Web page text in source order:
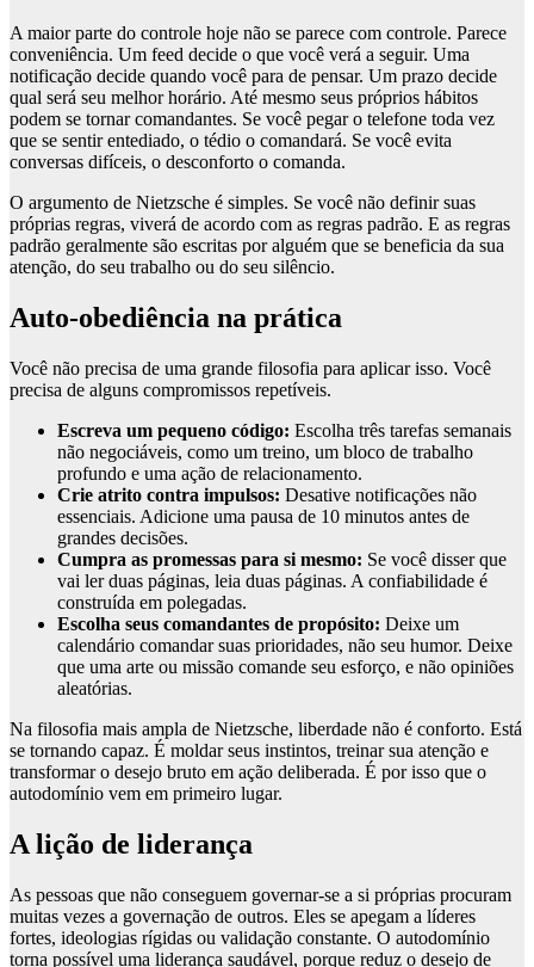
A maior parte do controle hoje não se parece com controle. Parece
conveniência. Um feed decide o que você verá a seguir. Uma
notificação decide quando você para de pensar. Um prazo decide
qual será seu melhor horário. Até mesmo seus próprios hábitos
podem se tornar comandantes. Se você pegar o telefone toda vez
que se sentir entediado, o tédio o comandará. Se você evita
conversas difíceis, o desconforto o comanda.
O argumento de Nietzsche é simples. Se você não definir suas
próprias regras, viverá de acordo com as regras padrão. E as regras
padrão geralmente são escritas por alguém que se beneficia da sua
atenção, do seu trabalho ou do seu silêncio.
Auto-obediência na prática
Você não precisa de uma grande filosofia para aplicar isso. Você
precisa de alguns compromissos repetíveis.
Escreva um pequeno código: Escolha três tarefas semanais
não negociáveis, como um treino, um bloco de trabalho
profundo e uma ação de relacionamento.
Crie atrito contra impulsos: Desative notificações não
essenciais. Adicione uma pausa de 10 minutos antes de
grandes decisões.
Cumpra as promessas para si mesmo: Se você disser que
vai ler duas páginas, leia duas páginas. A confiabilidade é
construída em polegadas.
Escolha seus comandantes de propósito: Deixe um
calendário comandar suas prioridades, não seu humor. Deixe
que uma arte ou missão comande seu esforço, e não opiniões
aleatórias.
Na filosofia mais ampla de Nietzsche, liberdade não é conforto. Está
se tornando capaz. É moldar seus instintos, treinar sua atenção e
transformar o desejo bruto em ação deliberada. É por isso que o
autodomínio vem em primeiro lugar.
A lição de liderança
As pessoas que não conseguem governar-se a si próprias procuram
muitas vezes a governação de outros. Eles se apegam a líderes
fortes, ideologias rígidas ou validação constante. O autodomínio
torna possível uma liderança saudável, porque reduz o desejo de